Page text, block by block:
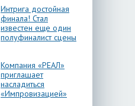
Интрига достойная
финала! Стал
известен еще один
полуфиналист сцены
Компания «РЕАЛ»
приглашает
насладиться
«Импровизацией»